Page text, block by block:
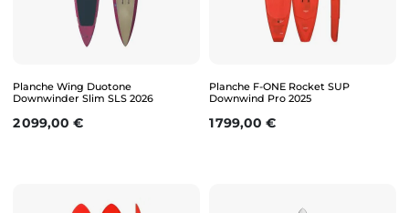
Planche Wing Duotone
Downwinder Slim SLS 2026
Prix
2 099,00 €
Planche F-ONE Rocket SUP
Downwind Pro 2025
Prix
1 799,00 €